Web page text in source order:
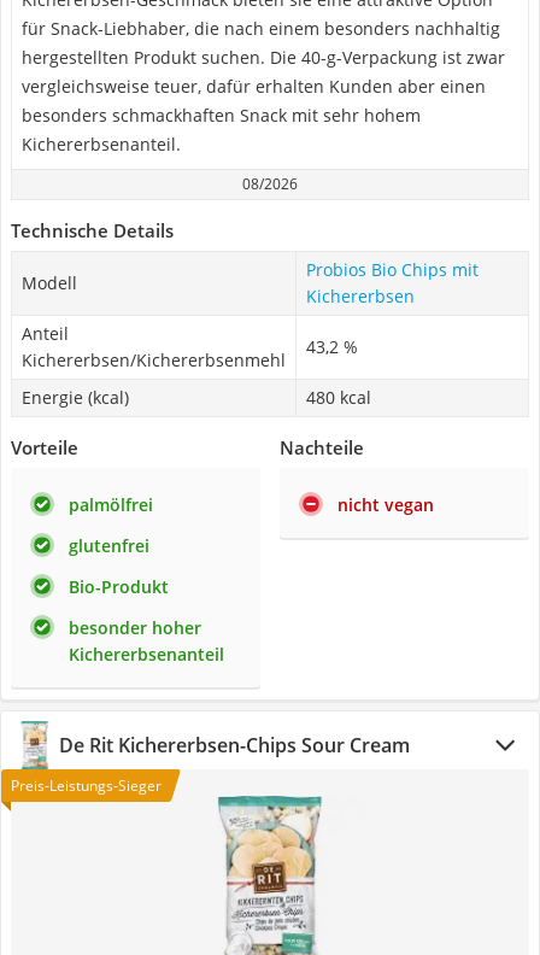
für Snack-Liebhaber, die nach einem besonders nachhaltig
hergestellten Produkt suchen. Die 40-g-Verpackung ist zwar
vergleichsweise teuer, dafür erhalten Kunden aber einen
besonders schmackhaften Snack mit sehr hohem
Kichererbsenanteil.
08/2026
Technische Details
Modell
Probios ‎Bio Chips mit
Kichererbsen
Anteil
Kichererbsen/Kichererbsenmehl
43,2 %
Energie (kcal) 480 kcal
Vorteile
palmölfrei
glutenfrei
Bio-Produkt
besonder hoher
Kichererbsenanteil
Nachteile
nicht vegan
De Rit Kichererbsen-Chips Sour Cream
Preis-Leistungs-Sieger